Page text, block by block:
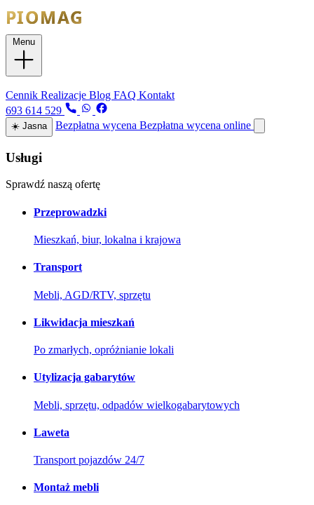
Cennik Realizacje Blog FAQ Kontakt
693 614 529
☀️ Jasna Bezpłatna wycena Bezpłatna wycena online
Usługi
Sprawdź naszą ofertę
Przeprowadzki
Mieszkań, biur, lokalna i krajowa
Transport
Mebli, AGD/RTV, sprzętu
Likwidacja mieszkań
Po zmarłych, opróżnianie lokali
Utylizacja gabarytów
Mebli, sprzętu, odpadów wielkogabarytowych
Laweta
Transport pojazdów 24/7
Montaż mebli